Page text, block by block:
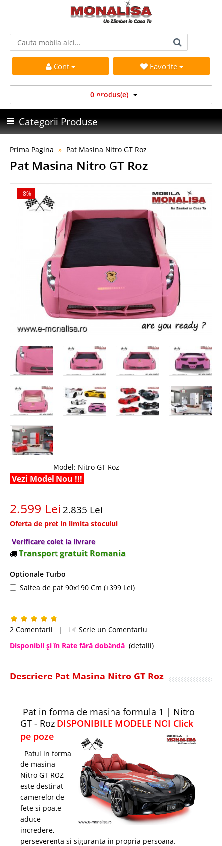
Cont Favorite
0 produs(e)
Categorii Produse
Prima Pagina Pat Masina Nitro GT Roz
Pat Masina Nitro GT Roz
-8%
Model: Nitro GT Roz
Vezi Model Nou !!!
2.599 Lei2.835 Lei
Oferta de pret in limita stocului
Verificare colet la livrare
Transport gratuit Romania
Optionale Turbo
Saltea de pat 90x190 Cm (+399 Lei)
2 Comentarii |
Scrie un Comentariu
Disponibil şi în Rate fără dobândă (detalii)
Descriere Pat Masina Nitro GT Roz
Pat in forma de masina formula 1 | Nitro
GT - Roz DISPONIBILE MODELE NOI Click
pe poze
Patul in forma
de masina
Nitro GT ROZ
este destinat
camerelor de
fete si poate
aduce
incredere,
perseverenta si siguranta in propria persoana.